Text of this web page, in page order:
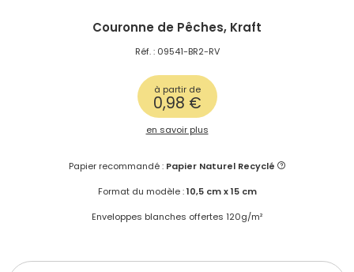
Couronne de Pêches, Kraft
Réf. : 09541-BR2-RV
à partir de
0,98 €
en savoir plus
Papier recommandé :Papier Naturel Recyclé
Format du modèle : 10,5 cm x 15 cm
Enveloppes blanches offertes 120g/m²